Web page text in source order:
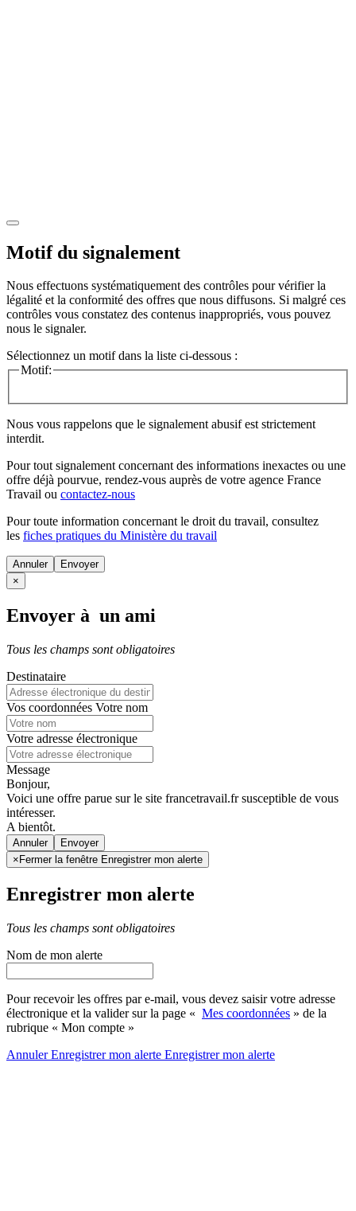
Motif du signalement
Nous effectuons systématiquement des contrôles pour vérifier la
légalité et la conformité des offres que nous diffusons. Si malgré ces
contrôles vous constatez des contenus inappropriés, vous pouvez
nous le signaler.
Sélectionnez un motif dans la liste ci-dessous :
Motif:
Nous vous rappelons que le signalement abusif est strictement
interdit.
Pour tout signalement concernant des informations inexactes ou une
offre déjà pourvue, rendez-vous auprès de votre agence France
Travail ou contactez-nous
Pour toute information concernant le droit du travail, consultez
les fiches pratiques du Ministère du travail
Annuler
×
Envoyer à un ami
Tous les champs sont obligatoires
Destinataire
Vos coordonnées Votre nom
Votre adresse électronique
Message
Bonjour,
Voici une offre parue sur le site francetravail.fr susceptible de vous
intéresser.
A bientôt.
Annuler
× Fermer la fenêtre Enregistrer mon alerte
Enregistrer mon alerte
Tous les champs sont obligatoires
Nom de mon alerte
Pour recevoir les offres par e-mail, vous devez saisir votre adresse
électronique et la valider sur la page « Mes coordonnées » de la
rubrique « Mon compte »
AnnulerEnregistrer mon alerte Enregistrermon alerte